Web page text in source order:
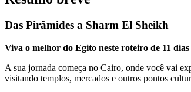
Das Pirâmides a Sharm El Sheikh
Viva o melhor do Egito neste roteiro de 11
A sua jornada começa no Cairo, onde você vai
visitando templos, mercados e outros pontos